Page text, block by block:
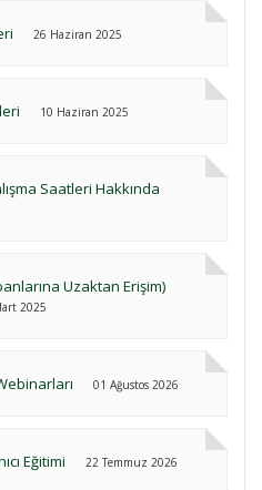
26 Haziran 2025
10 Haziran 2025
Saatleri Hakkında
Uzaktan Erişim)
2025
01 Ağustos 2026
Eğitimi 22 Temmuz 2026